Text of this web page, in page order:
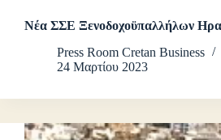
Νέα ΣΣΕ Ξενοδοχοϋπαλλήλων
Press Room Cretan Business
24 Μαρτίου 2023